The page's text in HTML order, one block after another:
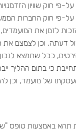
פי חוק שוויון
פי חוק החברות
לזמן את המועמדים,
דעתה, וכן לצמצם
ככל שתמצא
כי בתום ההליך
של מועמד, וכן
באמצעות טופס